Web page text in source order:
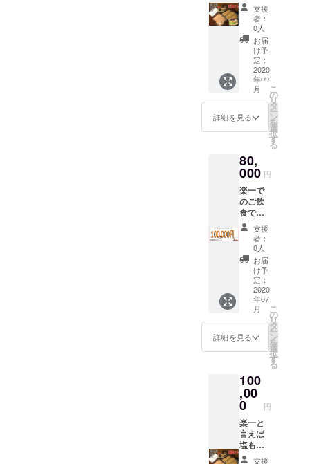
2022年
4月と
なって
おりま
セット
お届け
します
が2回に
分けて
発送す
る事も
可能で
す キャ
ベツな
どのお
援者さ
まにて
下さ
い。 オ
ススメ
のお召
し上が
り方も
一緒に
同梱い
たしま
す。 賞
味期限
は冷凍
冷蔵で3
日です
メール
にてご
連絡頂
考欄に
ご記入
頂ける
と助か
釣りの
出ない
チケッ
トとな
ります
ご了承
下さい
ませ
鍋とい
うくら
いこの
鍋で14
年間勝
負して
きまし
た。 是
非遠方
の皆さ
まや、
まだお
なられ
てない
方々に
返礼品
とはな
ります
が召し
上がっ
て頂き
たいで
3ー4人
前 ×12
セット
こだわ
りの国
産牛も
450g 濃
プ約4人
前 ゴ
マ 鷹
の爪 〆
の麺 上
記を12
セット
お届け
支援
者：
0人
お届
け予
定：
2020
年09
月
詳細を見る
こ
の
リ
タ
ー
ン
を
選
択
す
る
80,
000 円
楽一で
のご飲
食でご
利用頂
ける
100,000
円のお
食事券
です。
コロナ
収束後
の会社
のご宴
会など
にご利
しょう
か 有効
期限は
2022年
10月末
です お
釣りの
出ない
支援
者：
0人
お届
け予
定：
2020
年07
月
詳細を見る
こ
の
リ
タ
ー
ン
を
選
択
す
る
100
,00
0 円
楽一と
言えば
塩もつ
鍋とい
支援